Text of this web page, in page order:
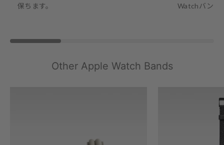
保ちます。
Watchバンド
Other Apple Watch Bands